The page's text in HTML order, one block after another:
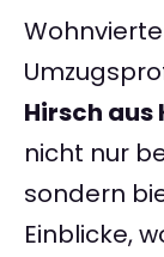
Hirsch aus
nicht nur
sondern
Einblicke,